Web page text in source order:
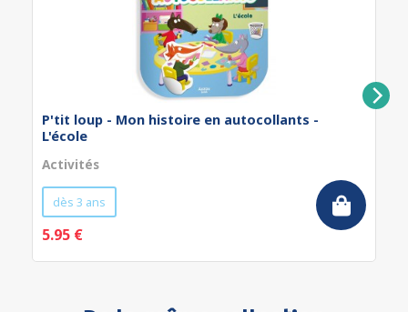
P'tit loup - Mon histoire en autocollants -
L'école
Activités
dès 3 ans
5.95 €